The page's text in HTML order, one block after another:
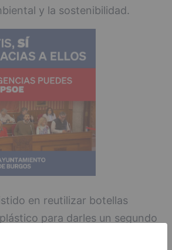
y la sostenibilidad.
en reutilizar botellas
para darles un segundo